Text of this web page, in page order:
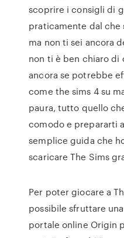
scoprire i consigli di
praticamente dal che
ma non ti sei ancora
non ti è ben chiaro di
ancora se potrebbe
come the sims 4 su
paura, tutto quello
comodo e prepararti
semplice guida che
scaricare The Sims
Per poter giocare a
possibile sfruttare
portale online Origin